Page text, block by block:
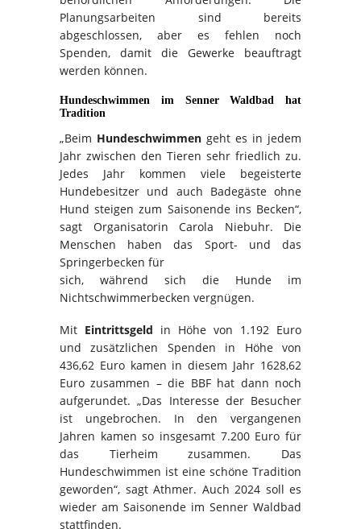
Planungsarbeiten sind bereits
abgeschlossen, aber es fehlen noch
Spenden, damit die Gewerke beauftragt
werden können.
Hundeschwimmen im Senner Waldbad hat
Tradition
„Beim Hundeschwimmen geht es in jedem
Jahr zwischen den Tieren sehr friedlich zu.
Jedes Jahr kommen viele begeisterte
Hundebesitzer und auch Badegäste ohne
Hund steigen zum Saisonende ins Becken“,
sagt Organisatorin Carola Niebuhr. Die
Menschen haben das Sport- und das
Springerbecken für
sich, während sich die Hunde im
Nichtschwimmerbecken vergnügen.
Mit Eintrittsgeld in Höhe von 1.192 Euro
und zusätzlichen Spenden in Höhe von
436,62 Euro kamen in diesem Jahr 1628,62
Euro zusammen – die BBF hat dann noch
aufgerundet. „Das Interesse der Besucher
ist ungebrochen. In den vergangenen
Jahren kamen so insgesamt 7.200 Euro für
das Tierheim zusammen. Das
Hundeschwimmen ist eine schöne Tradition
geworden“, sagt Athmer. Auch 2024 soll es
wieder am Saisonende im Senner Waldbad
stattfinden.